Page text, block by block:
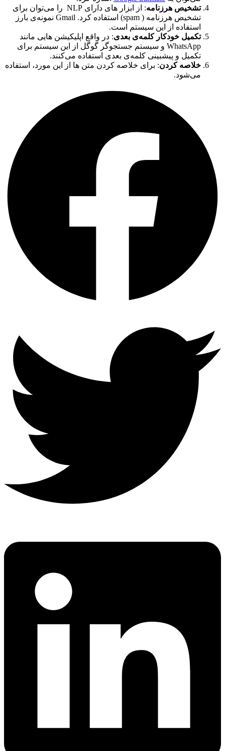
تشخیص هرزنامه
: از ابزار های دارای NLP را می‌توان برای
تشخیص هرزنامه ( spam) استفاده کرد. Gmail نمونه‌ی بارز
استفاده از این سیستم است.
تکمیل خودکار کلمه‌ی بعدی: در واقع اپلیکیشن هایی مانند
WhatsApp و سیستم جستجوگر گوگل از این سیستم برای
تکمیل و پیشبینی کلمه‌ی بعدی استفاده می‌کنند.
خلاصه کردن: برای خلاصه کردن متن ها از این مورد، استفاده
می‌شود.